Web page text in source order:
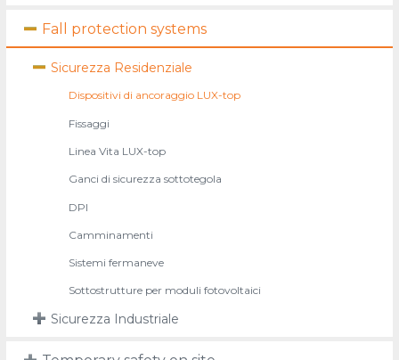
Fall protection systems
Sicurezza Residenziale
Dispositivi di ancoraggio LUX-top
Fissaggi
Linea Vita LUX-top
Ganci di sicurezza sottotegola
DPI
Camminamenti
Sistemi fermaneve
Sottostrutture per moduli fotovoltaici
Sicurezza Industriale